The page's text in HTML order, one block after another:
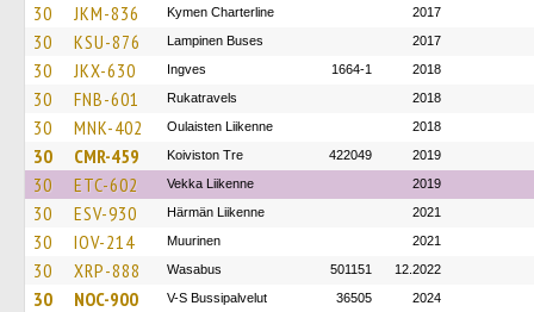
30 JKM-836 Kymen Charterline 2017
30 KSU-876 Lampinen Buses 2017
30 JKX-630 Ingves 1664-1 2018
30 FNB-601 Rukatravels 2018
30 MNK-402 Oulaisten Liikenne 2018
30 CMR-459 Koiviston Tre 422049 2019
30 ETC-602 Vekka Liikenne 2019
30 ESV-930 Härmän Liikenne 2021
30 IOV-214 Muurinen 2021
30 XRP-888 Wasabus 501151 12.2022
30 NOC-900 V-S Bussipalvelut 36505 2024